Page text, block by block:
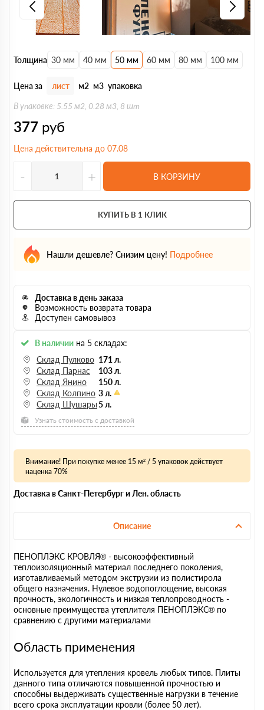
Толщина 30 мм 40 мм 50 мм 60 мм 80 мм 100 мм
Цена за лист м2 м3 упаковка
В упаковке: 5.55 м2, 0.28 м3, 8 шт
377 руб
Цена действительна до 07.08
- + В КОРЗИНУ
КУПИТЬ В 1 КЛИК
Нашли дешевле? Снизим цену! Подробнее
Доставка в день заказа
Возможность возврата товара
Доступен самовывоз
В наличии на 5 складах:
Склад Пулково 171 л.
Склад Парнас
103 л.
Склад Янино
150 л.
Склад Колпино 3 л.
Склад Шушары 5 л.
Узнать стоимость с доставкой
Внимание! При покупке менее 15 м² / 5 упаковок действует
наценка 70%
Доставка в Санкт-Петербург и Лен. область
Описание
ПЕНОПЛЭКС КРОВЛЯ® - высокоэффективный
теплоизоляционный материал последнего поколения,
изготавливаемый методом экструзии из полистирола
общего назначения. Нулевое водопоглощение, высокая
прочность, экологичность и низкая теплопроводность -
основные преимущества утеплителя ПЕНОПЛЭКС® по
сравнению с другими материалами
Область применения
Используется для утепления кровель любых типов. Плиты
данного типа отличаются повышенной прочностью и
способны выдерживать существенные нагрузки в течение
всего срока эксплуатации кровли (более 50 лет).